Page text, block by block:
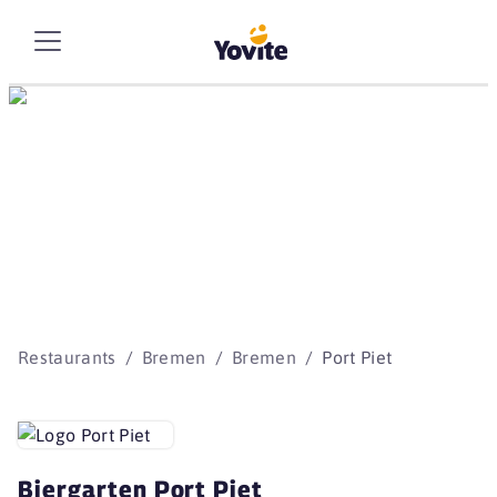
Restaurants Bremen Bremen Port Piet
Biergarten Port Piet